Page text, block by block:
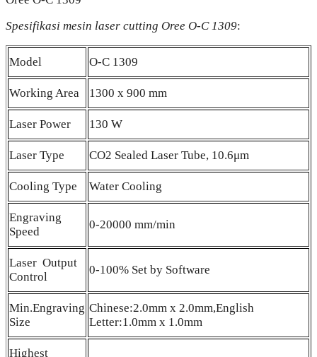
Spesifikasi mesin laser cutting Oree O-C 1309:
Model O-C 1309
Working Area 1300 x 900 mm
Laser Power 130 W
Laser Type CO2 Sealed Laser Tube, 10.6μm
Cooling Type Water Cooling
Engraving
Speed
0-20000 mm/min
Laser Output
Control
0-100% Set by Software
Min.Engraving
Size
Chinese:2.0mm x 2.0mm,English
Letter:1.0mm x 1.0mm
Highest